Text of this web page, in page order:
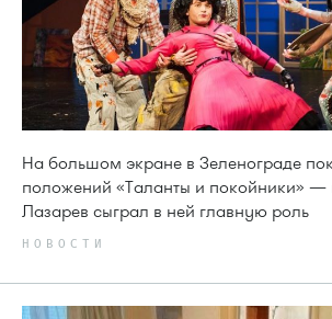
На большом экране в Зеленограде
положений «Таланты и покойники» —
Лазарев сыграл в ней главную роль
НОВОСТИ